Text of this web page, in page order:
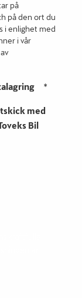
på
på den ort du
i enlighet med
i vår
*
med
Bil